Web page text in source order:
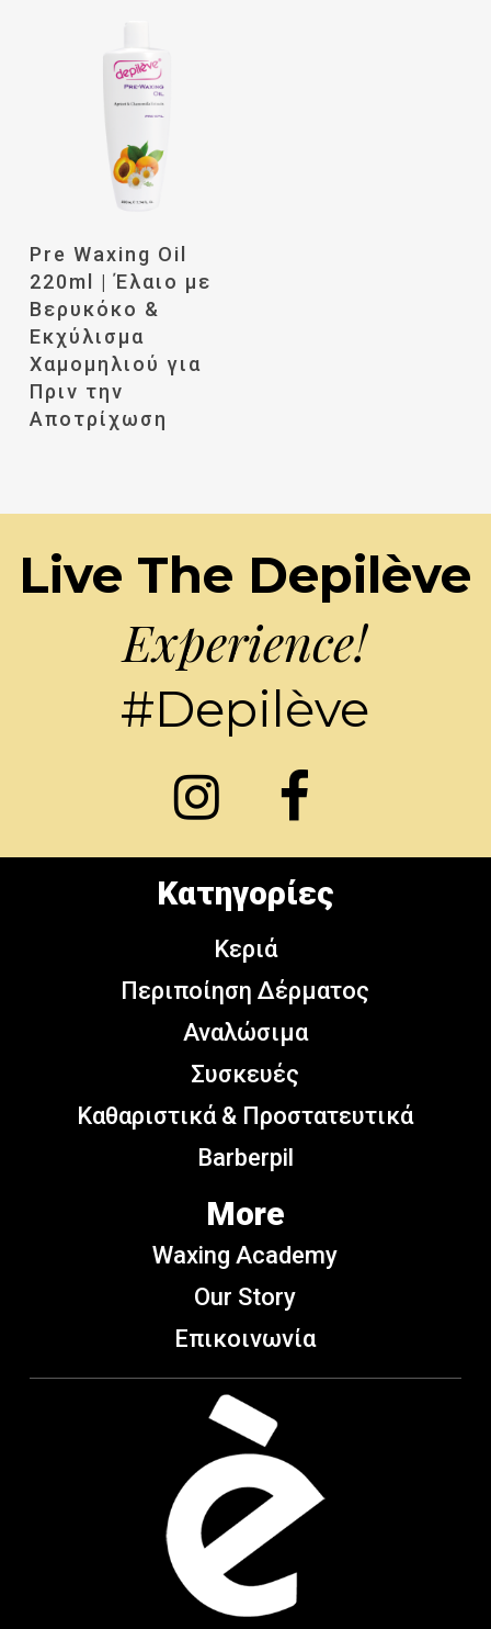
Περισσότερα
Pre Waxing Oil
220ml | Έλαιο με
Βερυκόκο &
Εκχύλισμα
Χαμομηλιού για
Πριν την
Αποτρίχωση
Live The Depilève
Experience!
#Depilève
Κατηγορίες
Κεριά
Περιποίηση Δέρματος
Αναλώσιμα
Συσκευές
Καθαριστικά & Προστατευτικά
Barberpil
More
Waxing Academy
Our Story
Επικοινωνία